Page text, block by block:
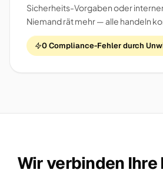
Sicherheits-Vorgaben oder
Niemand rät mehr — alle handeln
0 Compliance-Fehler durch
Wir verbinden